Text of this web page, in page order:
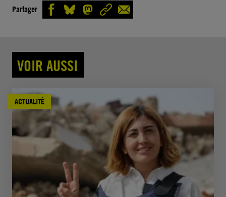
Partager
VOIR AUSSI
ACTUALITÉ